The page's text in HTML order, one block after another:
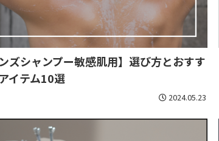
ンズシャンプー敏感肌用】選び方とおすす
イテム10選
2024.05.23